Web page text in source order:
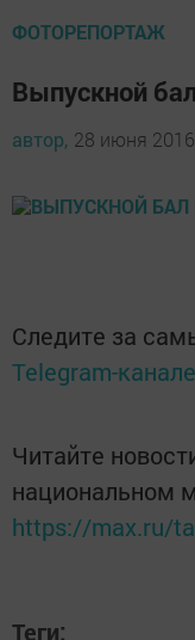
ФОТОРЕПОРТАЖ
Выпускной
автор, 28 июня
Следите за
Telegram-канале
Читайте
национальном
https://max.ru/
Теги: